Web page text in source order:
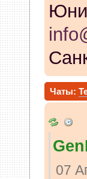
Чаты:
07